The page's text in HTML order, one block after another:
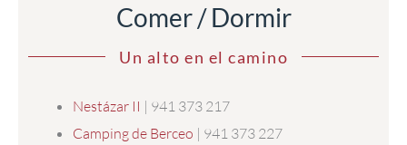
Comer / Dormir
Un alto en el camino
Nestázar II | 941 373 217
Camping de Berceo | 941 373 227